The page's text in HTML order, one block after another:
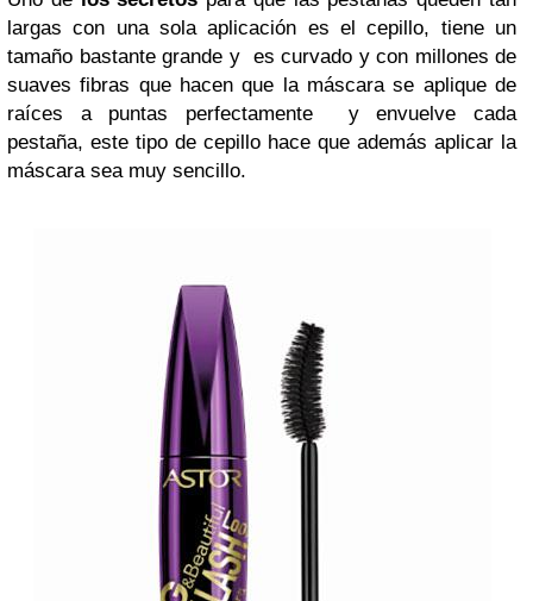
largas con una sola aplicación es el cepillo, tiene un
tamaño bastante grande y es curvado y con millones de
suaves fibras que hacen que la máscara se aplique de
raíces a puntas perfectamente y envuelve cada
pestaña, este tipo de cepillo hace que además aplicar la
máscara sea muy sencillo.